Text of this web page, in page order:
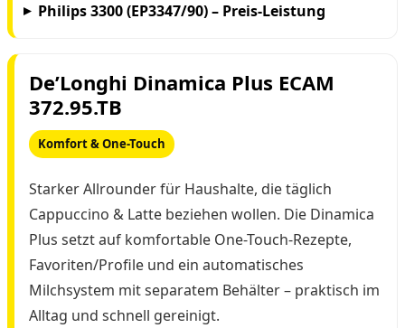
Philips 3300 (EP3347/90) – Preis-Leistung
De’Longhi Dinamica Plus ECAM
372.95.TB
Komfort & One-Touch
Starker Allrounder für Haushalte, die täglich
Cappuccino & Latte beziehen wollen. Die Dinamica
Plus setzt auf komfortable One-Touch-Rezepte,
Favoriten/Profile und ein automatisches
Milchsystem mit separatem Behälter – praktisch im
Alltag und schnell gereinigt.